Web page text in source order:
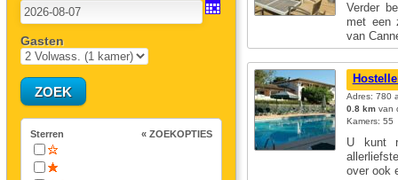
Gasten
Sterren « ZOEKOPTIES
Verder
met een
van
Adres: 780
0.8 kmvan
Kamers: 55
U kunt
over